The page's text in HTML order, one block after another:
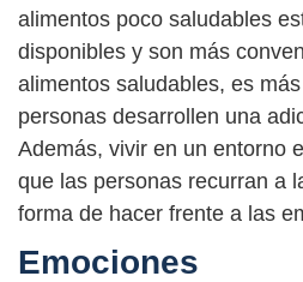
alimentos poco saludables
disponibles y son más
alimentos saludables, es
personas desarrollen una
Además, vivir en un entorno
que las personas recurran a
forma de hacer frente a las
Emociones